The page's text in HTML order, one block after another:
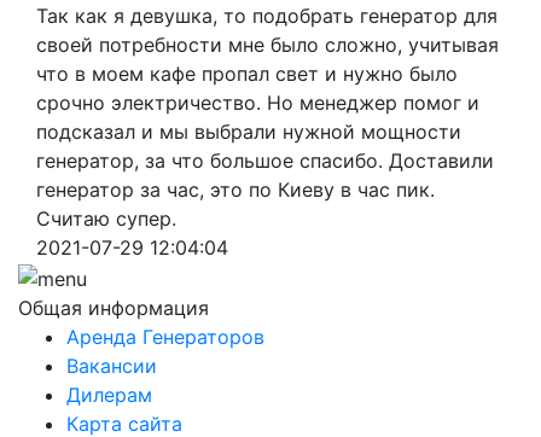
Так как я девушка, то подобрать генератор для
своей потребности мне было сложно, учитывая
что в моем кафе пропал свет и нужно было
срочно электричество. Но менеджер помог и
подсказал и мы выбрали нужной мощности
генератор, за что большое спасибо. Доставили
генератор за час, это по Киеву в час пик.
Считаю супер.
2021-07-29 12:04:04
Общая информация
Аренда Генераторов
Вакансии
Дилерам
Карта сайта